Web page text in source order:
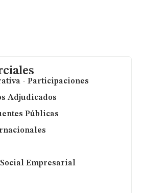
- Participaciones
Adjudicados
Públicas
Empresarial